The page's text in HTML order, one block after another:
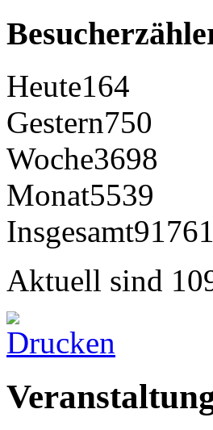
Heute164
Gestern750
Woche3698
Monat5539
Insgesamt
Aktuell sind